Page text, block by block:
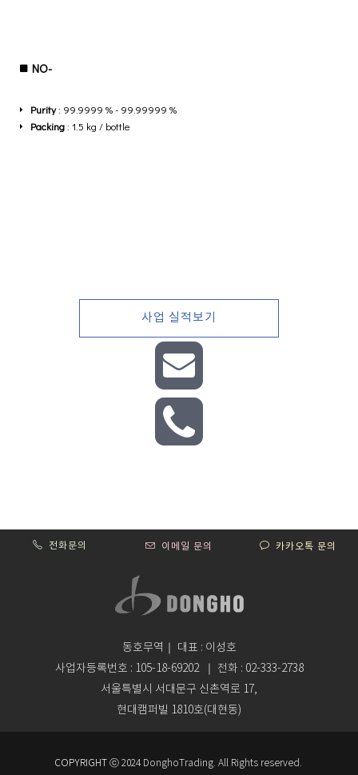
NO-
Purity: 99.9999 % - 99.99999 %
Packing : 1.5 kg / bottle
사업 실적보기
전화문의 이메일 문의 카카오톡 문의
동호무역｜ 대표 : 이성호
사업자등록번호 : 105-18-69202
전화 : 02-333-2738
서울특별시 서대문구 신촌역로 17,
현대캠퍼빌 1810호(대현동)
COPYRIGHT ⓒ 2024 DonghoTrading. All Rights reserved.